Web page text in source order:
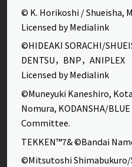
© K. Horikoshi / Shueisha,
Licensed by Medialink
©HIDEAKI SORACHI/
DENTSU，BNP，ANIPLEX
Licensed by Medialink
©Muneyuki Kaneshiro,
Nomura, KODANSHA/
Committee.
TEKKEN™7& ©Bandai
©Mitsutoshi